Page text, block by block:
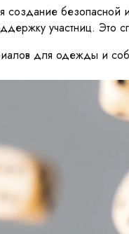
создание
участниц. Это
для одежды и